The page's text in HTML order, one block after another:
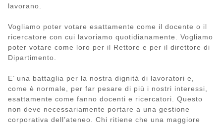
lavorano.
Vogliamo poter votare esattamente come il docente o il
ricercatore con cui lavoriamo quotidianamente. Vogliamo
poter votare come loro per il Rettore e per il direttore di
Dipartimento.
E’ una battaglia per la nostra dignità di lavoratori e,
come è normale, per far pesare di più i nostri interessi,
esattamente come fanno docenti e ricercatori. Questo
non deve necessariamente portare a una gestione
corporativa dell’ateneo. Chi ritiene che una maggiore